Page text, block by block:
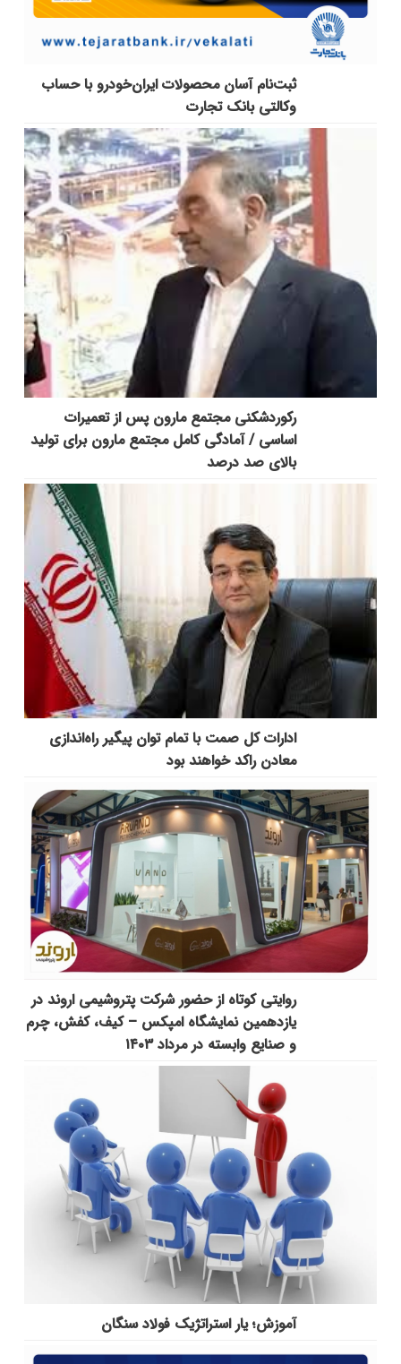
ثبت‌نام آسان محصولات ایران‌خودرو با حساب
وکالتی بانک تجارت
رکوردشکنی مجتمع مارون پس از تعمیرات
اساسی / آمادگی کامل مجتمع مارون برای تولید
بالای صد درصد
ادارات کل صمت با تمام توان پیگیر راه‌اندازی
معادن راکد خواهند بود
روایتی کوتاه از حضور شرکت پتروشیمی اروند در
یازدهمین نمایشگاه امپکس‌ – کیف، کفش، چرم
و صنایع وابسته در مرداد ۱۴۰۳
آموزش؛ یار استراتژیک فولاد سنگان